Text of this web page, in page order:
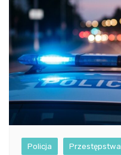
Policja Przestępstwa